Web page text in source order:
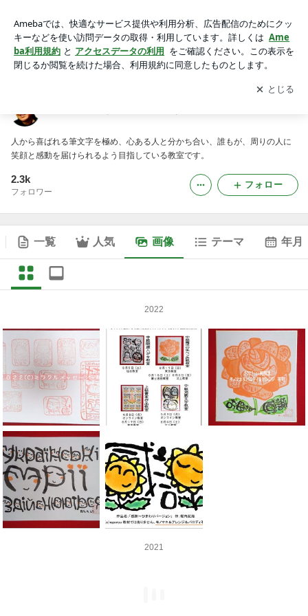
アプリをダウンロードして ブログの更新通知
を受け取りまし
ょう。
開く
人から喜ばれる筆文字を極め、心ある人と分かち合い、誰もが、周りの人に
笑顔と感動を届けられるよう目指している教室です。
2.3k
フォロワー
フォロー
一覧 人気 画像 テーマ 年月
2022
2021